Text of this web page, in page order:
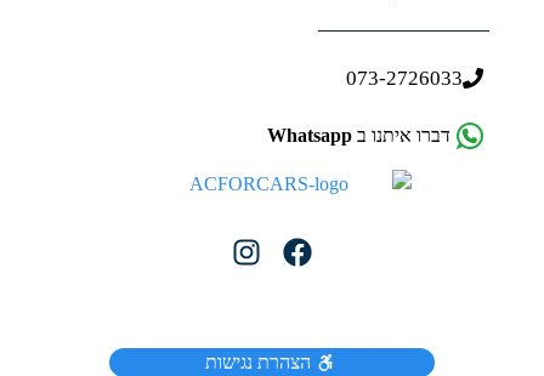
073-2726033
דברו איתנו ב Whatsapp
הצהרת נגישות